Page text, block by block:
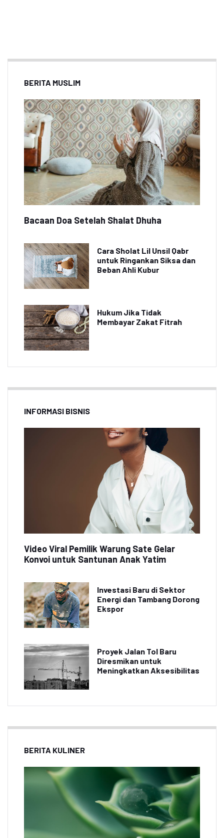
BERITA MUSLIM
Bacaan Doa Setelah Shalat Dhuha
Cara Sholat Lil Unsil Qabr
untuk Ringankan Siksa dan
Beban Ahli Kubur
Hukum Jika Tidak
Membayar Zakat Fitrah
INFORMASI BISNIS
Video Viral Pemilik Warung Sate Gelar
Konvoi untuk Santunan Anak Yatim
Investasi Baru di Sektor
Energi dan Tambang Dorong
Ekspor
Proyek Jalan Tol Baru
Diresmikan untuk
Meningkatkan Aksesibilitas
BERITA KULINER